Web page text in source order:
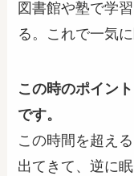
図書館や塾で学
る。これで一気
この時のポイン
です。
この時間を超え
出てきて、逆に